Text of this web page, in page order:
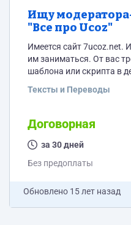
Ищу
"Все про Ucoz"
Имеется сайт 7ucoz.net.
им заниматься. От вас
шаблона или скрипта в
рерайтить по 1 статье
в неделю Webmoney - в
качества и объема
писать мне в аську:...
Тексты и Переводы
Договорная
за 30 дней
Без предоплаты
Обновлено 15 лет назад